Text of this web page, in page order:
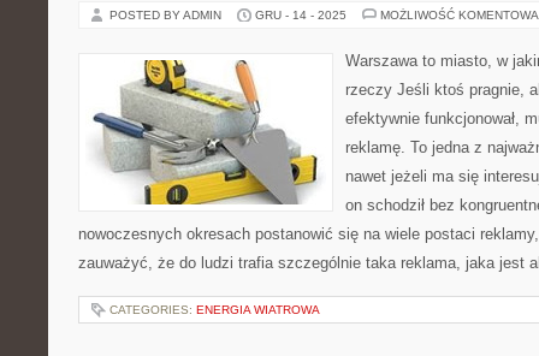
POSTED BY ADMIN GRU - 14 - 2025 MOŻLIWOŚĆ
Warszawa to miasto, w
rzeczy Jeśli ktoś pragnie,
efektywnie funkcjonował,
reklamę. To jedna z
nawet jeżeli ma się
on schodził bez
nowoczesnych okresach postanowić się na wiele postaci
zauważyć, że do ludzi trafia szczególnie taka reklama, jaka jest
CATEGORIES: ENERGIA WIATROWA